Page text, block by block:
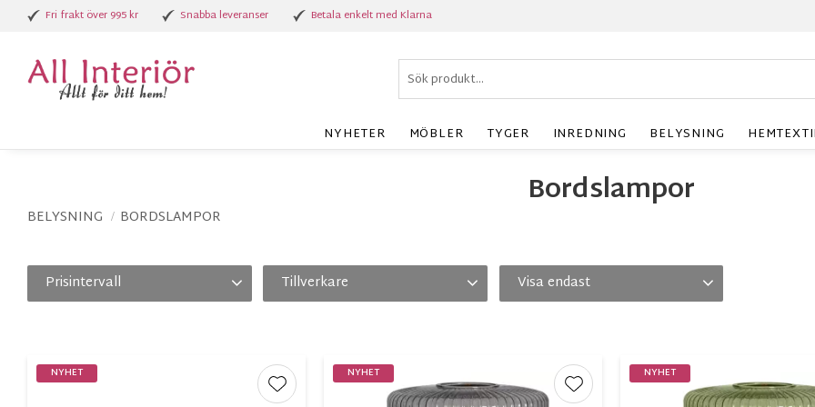
Fri frakt över 995 kr Snabba leveranser Betala enkelt med Klarna
NYHETER MÖBLER TYGER INREDNING BELYSNING
Bordslampor
BELYSNING BORDSLAMPOR
Prisintervall Tillverkare
Different Design 1
Visa fler
Visa endast
NYHET
Lägg till i favoriter
NYHET
Lägg till i favoriter
NYHET